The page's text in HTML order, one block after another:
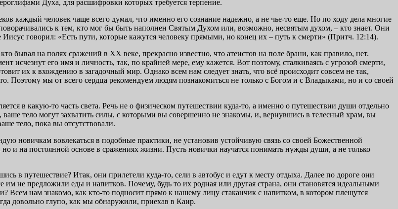
Духа, для расшифровки которых требуется терпение.
каждый человек чаще всего думал, что именно его сознание надежно, а не чье-то еще. Но по ходу дела многие
к тем, кто мог бы быть наполнен Святым Духом или, возможно, несвятым духом, – кто знает. Они
говорил: «Есть пути, которые кажутся человеку прямыми, но конец их – путь к смерти» (Притч. 12:14).
бывал на полях сражений в XX веке, прекрасно известно, что атеистов на поле брани, как правило, нет.
исчезнут его имя и личность, так, по крайней мере, ему кажется. Вот поэтому, сталкиваясь с угрозой смерти,
их к вхождению в загадочный мир. Однако всем нам следует знать, что всё происходит совсем не так,
Поэтому мы от всего сердца рекомендуем людям познакомиться не только с Богом и с Владыками, но и со своей
в какую-то часть света. Речь не о физическом путешествии куда-то, а именно о путешествии души отдельно
ваше тело могут захватить силы, с которыми вы совершенно не знакомы, и, вернувшись в телесный храм, вы
тело, пока вы отсутствовали.
новичкам вовлекаться в подобные практики, не установив устойчивую связь со своей Божественной
но и на постоянной основе в сражениях жизни. Пусть новички научатся понимать нужды души, а не только
в путешествие? Итак, они прилетели куда-то, сели в автобус и едут к месту отдыха. Далее по дороге они
им не предложили еды и напитков. Почему, будь то их родная или другая страна, они становятся идеальными
Всем нам знакомо, как кто-то подносит прямо к нашему лицу стаканчик с напитком, в котором плещутся
довольно глупо, как мы обнаружили, приехав в Каир.